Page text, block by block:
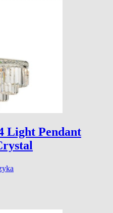
Light Pendant